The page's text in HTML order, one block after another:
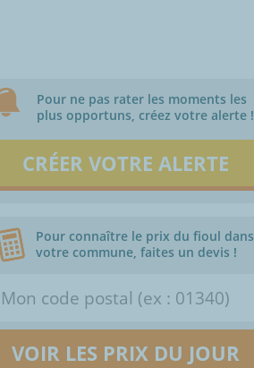
Pour ne pas rater les moments les
plus opportuns, créez votre alerte !
CRÉER VOTRE ALERTE
Pour connaître le prix du fioul dans
votre commune, faites un devis !
VOIR LES PRIX DU JOUR